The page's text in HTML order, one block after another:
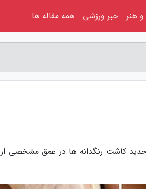
کاشت رنگدانه ها در عمق مشخصی از
هنر خبر ورزشی همه مقاله ها